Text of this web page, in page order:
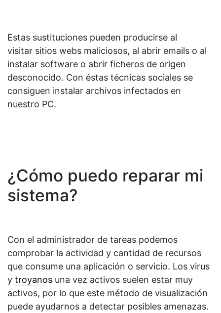
Estas sustituciones pueden producirse al
visitar sitios webs maliciosos, al abrir emails o al
instalar software o abrir ficheros de origen
desconocido. Con éstas técnicas sociales se
consiguen instalar archivos infectados en
nuestro PC.
¿Cómo puedo reparar mi
sistema?
Con el administrador de tareas podemos
comprobar la actividad y cantidad de recursos
que consume una aplicación o servicio. Los virus
y troyanos una vez activos suelen estar muy
activos, por lo que este método de visualización
puede ayudarnos a detectar posibles amenazas.